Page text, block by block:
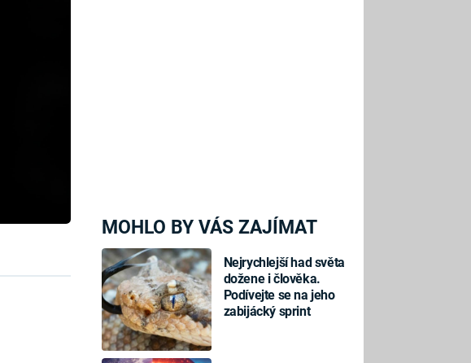
MOHLO BY VÁS ZAJÍMAT
Nejrychlejší had světa
dožene i člověka.
Podívejte se na jeho
zabijácký sprint